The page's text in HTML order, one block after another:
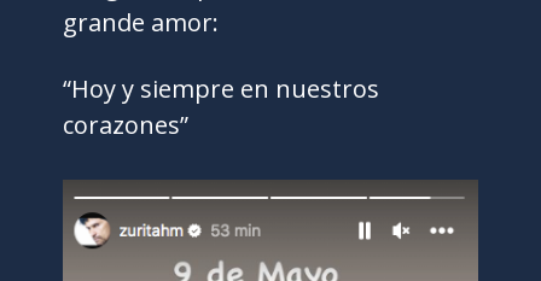
grande amor:
“Hoy y siempre en nuestros
corazones”